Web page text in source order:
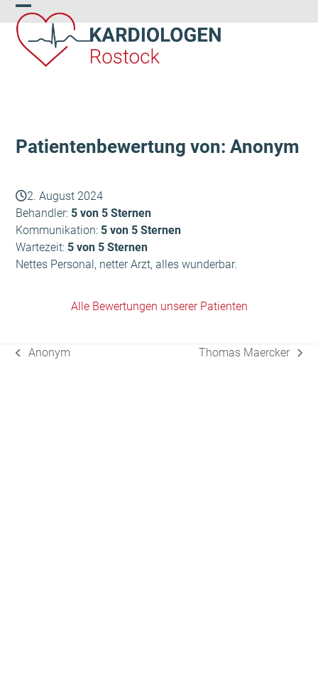
Skip
to
content
Open
mobile
menu
Close
mobile
menu
Patientenbewertung von: Anonym
2. August 2024
Behandler: 5 von 5 Sternen
Kommunikation: 5 von 5 Sternen
Wartezeit: 5 von 5 Sternen
Nettes Personal, netter Arzt, alles wunderbar.
Alle Bewertungen unserer Patienten
vorheriger
Anonym
Nächster
Thomas Maercker